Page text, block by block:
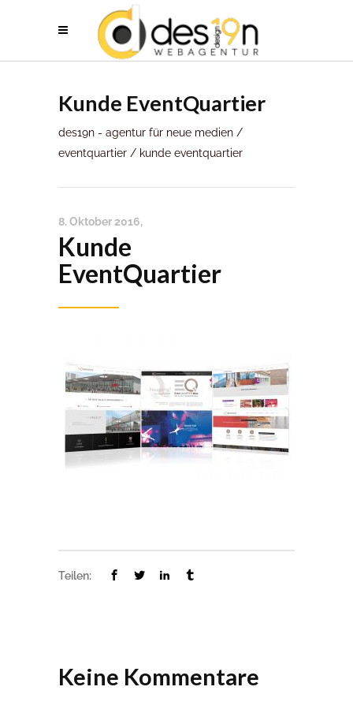
Kunde EventQuartier
des19n - agentur für neue medien /
eventquartier / kunde eventquartier
8. Oktober 2016
Kunde
EventQuartier
Teilen:
Keine Kommentare